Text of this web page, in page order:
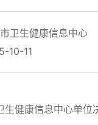
卫生健康信息中心
10-11
健康信息中心单位